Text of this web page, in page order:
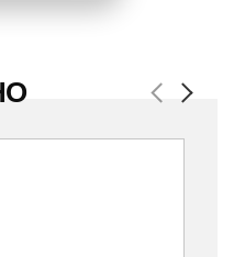
Previous
Next